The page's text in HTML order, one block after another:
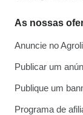
As nossas
Anuncie no
Publicar um
Publique um
Programa de